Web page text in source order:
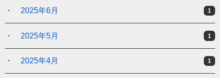
2025年6月 1
2025年5月 1
2025年4月 1